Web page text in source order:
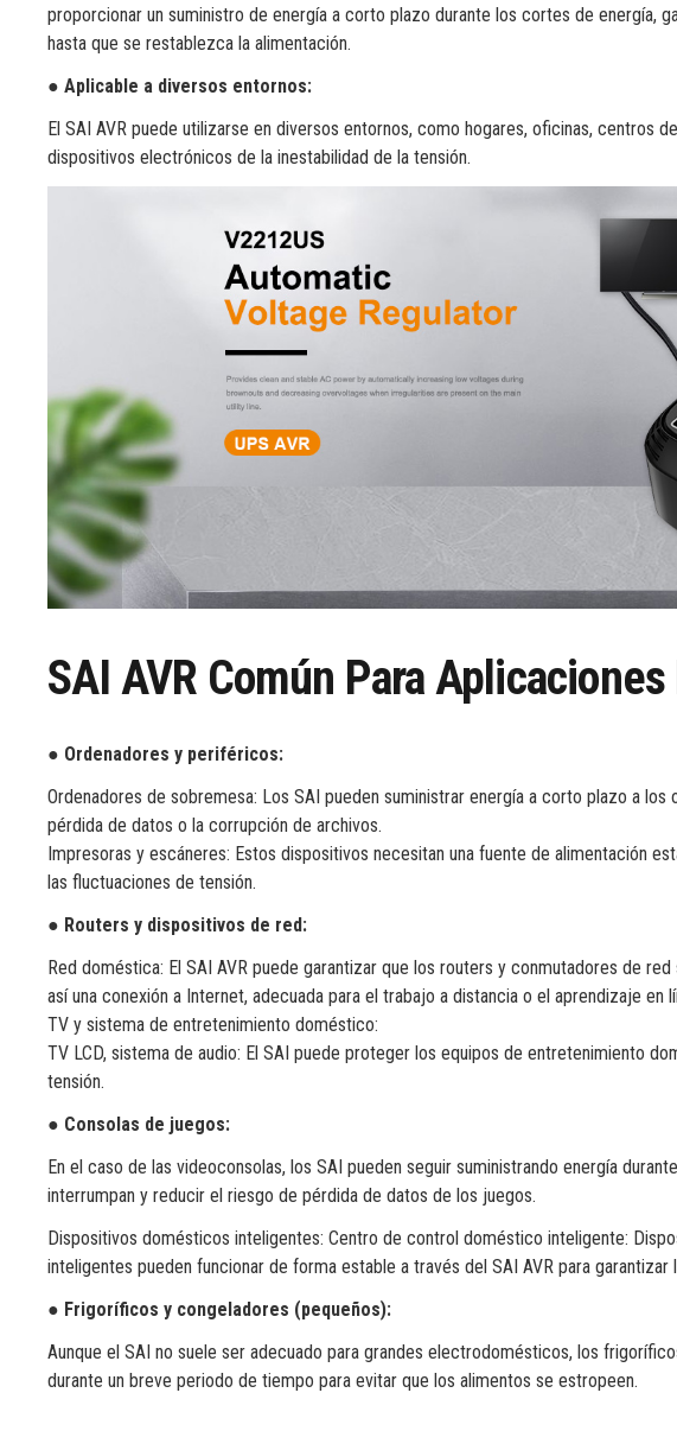
proporcionar un suministro de energía a corto plazo durante los cortes de energía,
hasta que se restablezca la alimentación.
● Aplicable a diversos entornos:
El SAI AVR puede utilizarse en diversos entornos, como hogares, oficinas, centros
dispositivos electrónicos de la inestabilidad de la tensión.
SAI AVR Común Para
● Ordenadores y periféricos:
Ordenadores de sobremesa: Los SAI pueden suministrar energía a corto plazo a
pérdida de datos o la corrupción de archivos.
Impresoras y escáneres: Estos dispositivos necesitan una fuente de alimentación
las fluctuaciones de tensión.
● Routers y dispositivos de red:
Red doméstica: El SAI AVR puede garantizar que los routers y conmutadores de
así una conexión a Internet, adecuada para el trabajo a distancia o el aprendizaje en
TV y sistema de entretenimiento doméstico:
TV LCD, sistema de audio: El SAI puede proteger los equipos de entretenimiento
tensión.
● Consolas de juegos:
En el caso de las videoconsolas, los SAI pueden seguir suministrando energía
interrumpan y reducir el riesgo de pérdida de datos de los juegos.
Dispositivos domésticos inteligentes: Centro de control doméstico inteligente:
inteligentes pueden funcionar de forma estable a través del SAI AVR para
● Frigoríficos y congeladores (pequeños):
Aunque el SAI no suele ser adecuado para grandes electrodomésticos, los
durante un breve periodo de tiempo para evitar que los alimentos se estropeen.